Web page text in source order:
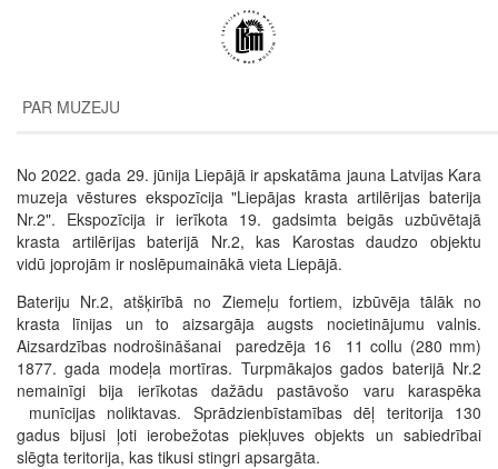
PAR MUZEJU
No 2022. gada 29. jūnija Liepājā ir apskatāma jauna Latvijas Kara
muzeja vēstures ekspozīcija "Liepājas krasta artilērijas baterija
Nr.2". Ekspozīcija ir ierīkota 19. gadsimta beigās uzbūvētajā
krasta artilērijas baterijā Nr.2, kas Karostas daudzo objektu
vidū joprojām ir noslēpumainākā vieta Liepājā.
Bateriju Nr.2, atšķirībā no Ziemeļu fortiem, izbūvēja tālāk no
krasta līnijas un to aizsargāja augsts nocietinājumu valnis.
Aizsardzības nodrošināšanai paredzēja 16 11 collu (280 mm)
1877. gada modeļa mortīras. Turpmākajos gados baterijā Nr.2
nemainīgi bija ierīkotas dažādu pastāvošo varu karaspēka
munīcijas noliktavas. Sprādzienbīstamības dēļ teritorija 130
gadus bijusi ļoti ierobežotas piekļuves objekts un sabiedrībai
slēgta teritorija, kas tikusi stingri apsargāta.